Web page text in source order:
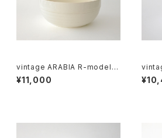
vintage ARABIA R-model b
owl / オールドアラビア ボウル
アイボリー
¥11,000
R-model
ビア